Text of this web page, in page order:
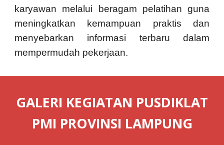
karyawan melalui beragam pelatihan guna
meningkatkan kemampuan praktis dan
menyebarkan informasi terbaru dalam
mempermudah pekerjaan.
GALERI KEGIATAN PUSDIKLAT
PMI PROVINSI LAMPUNG